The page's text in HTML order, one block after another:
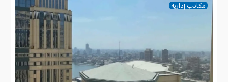
مكاتب إدارية